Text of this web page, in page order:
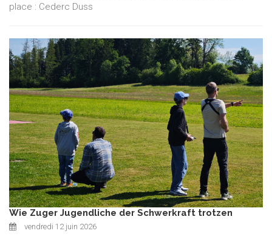
place : Cederc Duss
Wie Zuger Jugendliche der Schwerkraft trotzen
vendredi 12 juin 2026